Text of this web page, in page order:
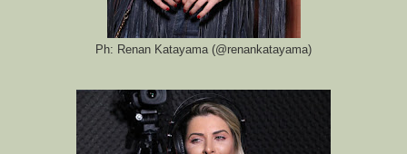
Ph: Renan Katayama (@renankatayama)